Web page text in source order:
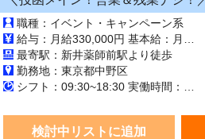
職種：イベント・キャンペーン系
最寄駅：新井薬師前駅より徒歩
勤務地：東京都中野区
検討中リストに追加